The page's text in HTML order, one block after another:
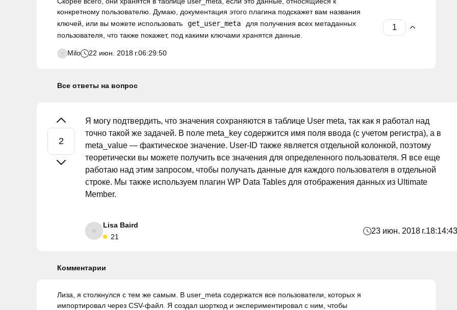
конкретному пользователю. Думаю, документация этого плагина подскажет вам названия
ключей, или вы можете использовать
get_user_meta
для получения всех метаданных
пользователя, что также покажет, под какими ключами хранятся данные.
Milo 22 июн. 2018 г.06:29:50
Все ответы на вопрос
Я могу подтвердить, что значения сохраняются в таблице User meta, так как я работал над
точно такой же задачей. В поле meta_key содержится имя поля ввода (с учетом регистра), а в
meta_value — фактическое значение. User-ID также является отдельной колонкой, поэтому
теоретически вы можете получить все значения для определенного пользователя. Я все еще
работаю над этим запросом, чтобы получать данные для каждого пользователя в отдельной
строке. Мы также используем плагин WP Data Tables для отображения данных из Ultimate
Member.
Lisa Baird
21
23 июн. 2018 г.18:14:43
Комментарии
Лиза, я столкнулся с тем же самым. В user_meta содержатся все пользователи, которых я
импортировал через CSV-файл. Я создал шорткод и экспериментировал с ним, чтобы